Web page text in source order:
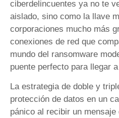
ciberdelincuentes ya no te
aislado, sino como la llave
corporaciones mucho más
conexiones de red que
mundo del ransomware
puente perfecto para llegar
La estrategia de doble y
protección de datos en un
pánico al recibir un mensaje